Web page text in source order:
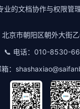
业的文档协作与权限管
北京市朝阳区朝外大街
📞 电话： 010-8530-
：